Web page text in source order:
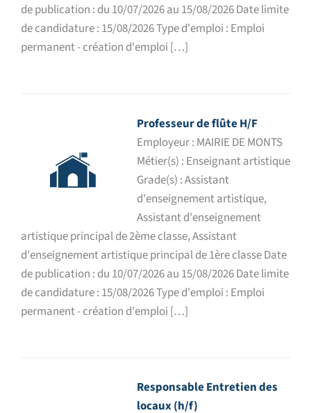
de publication : du 10/07/2026 au 15/08/2026 Date limite
de candidature : 15/08/2026 Type d'emploi : Emploi
permanent - création d'emploi […]
Professeur de flûte H/F
Employeur : MAIRIE DE MONTS
Métier(s) : Enseignant artistique
Grade(s) : Assistant
d'enseignement artistique,
Assistant d'enseignement
artistique principal de 2ème classe, Assistant
d'enseignement artistique principal de 1ère classe Date
de publication : du 10/07/2026 au 15/08/2026 Date limite
de candidature : 15/08/2026 Type d'emploi : Emploi
permanent - création d'emploi […]
Responsable Entretien des
locaux (h/f)